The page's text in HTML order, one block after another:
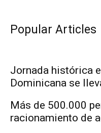
Popular Articles
Jornada histórica
Dominicana se
Más de 500.000
racionamiento de